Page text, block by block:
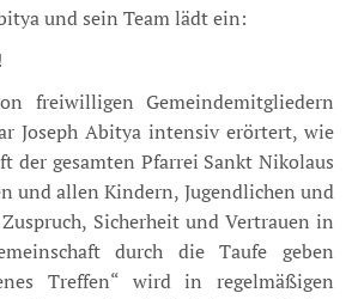
und sein Team lädt ein:
freiwilligen Gemeindemitgliedern
Joseph Abitya intensiv erörtert, wie
der gesamten Pfarrei Sankt Nikolaus
und allen Kindern, Jugendlichen und
Sicherheit und Vertrauen in
durch die Taufe geben
Treffen“ wird in regelmäßigen